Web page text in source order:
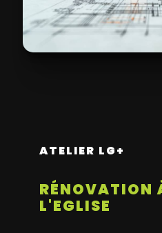
ATELIER LG+
RÉNOVATION
L'EGLISE